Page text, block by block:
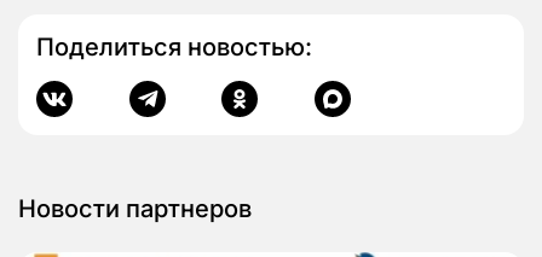
Поделиться новостью:
Новости партнеров